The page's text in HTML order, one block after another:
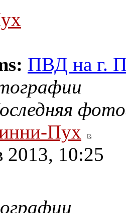
ПВД на г.
Пух
2013, 10:25